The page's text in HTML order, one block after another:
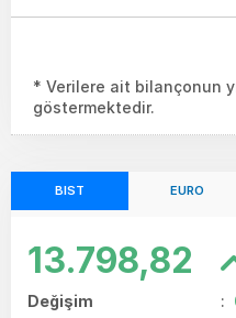
* Verilere ait bilançonun
göstermektedir.
BIST EURO
13.798,82
Değişim :